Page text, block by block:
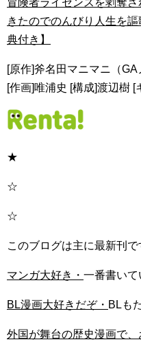
冒険者ライセンスを剥奪
きたのでのんびり人生を
典付き】
[原作]斧名田マニマニ（
[作画]唯浦史 [構成]渡辺樹 [
★
☆
☆
このブログは主に最新刊で
マンガ大好き・ 一番書い
BL漫画大好きだぞ・ BLも
外国が舞台の歴史漫画で